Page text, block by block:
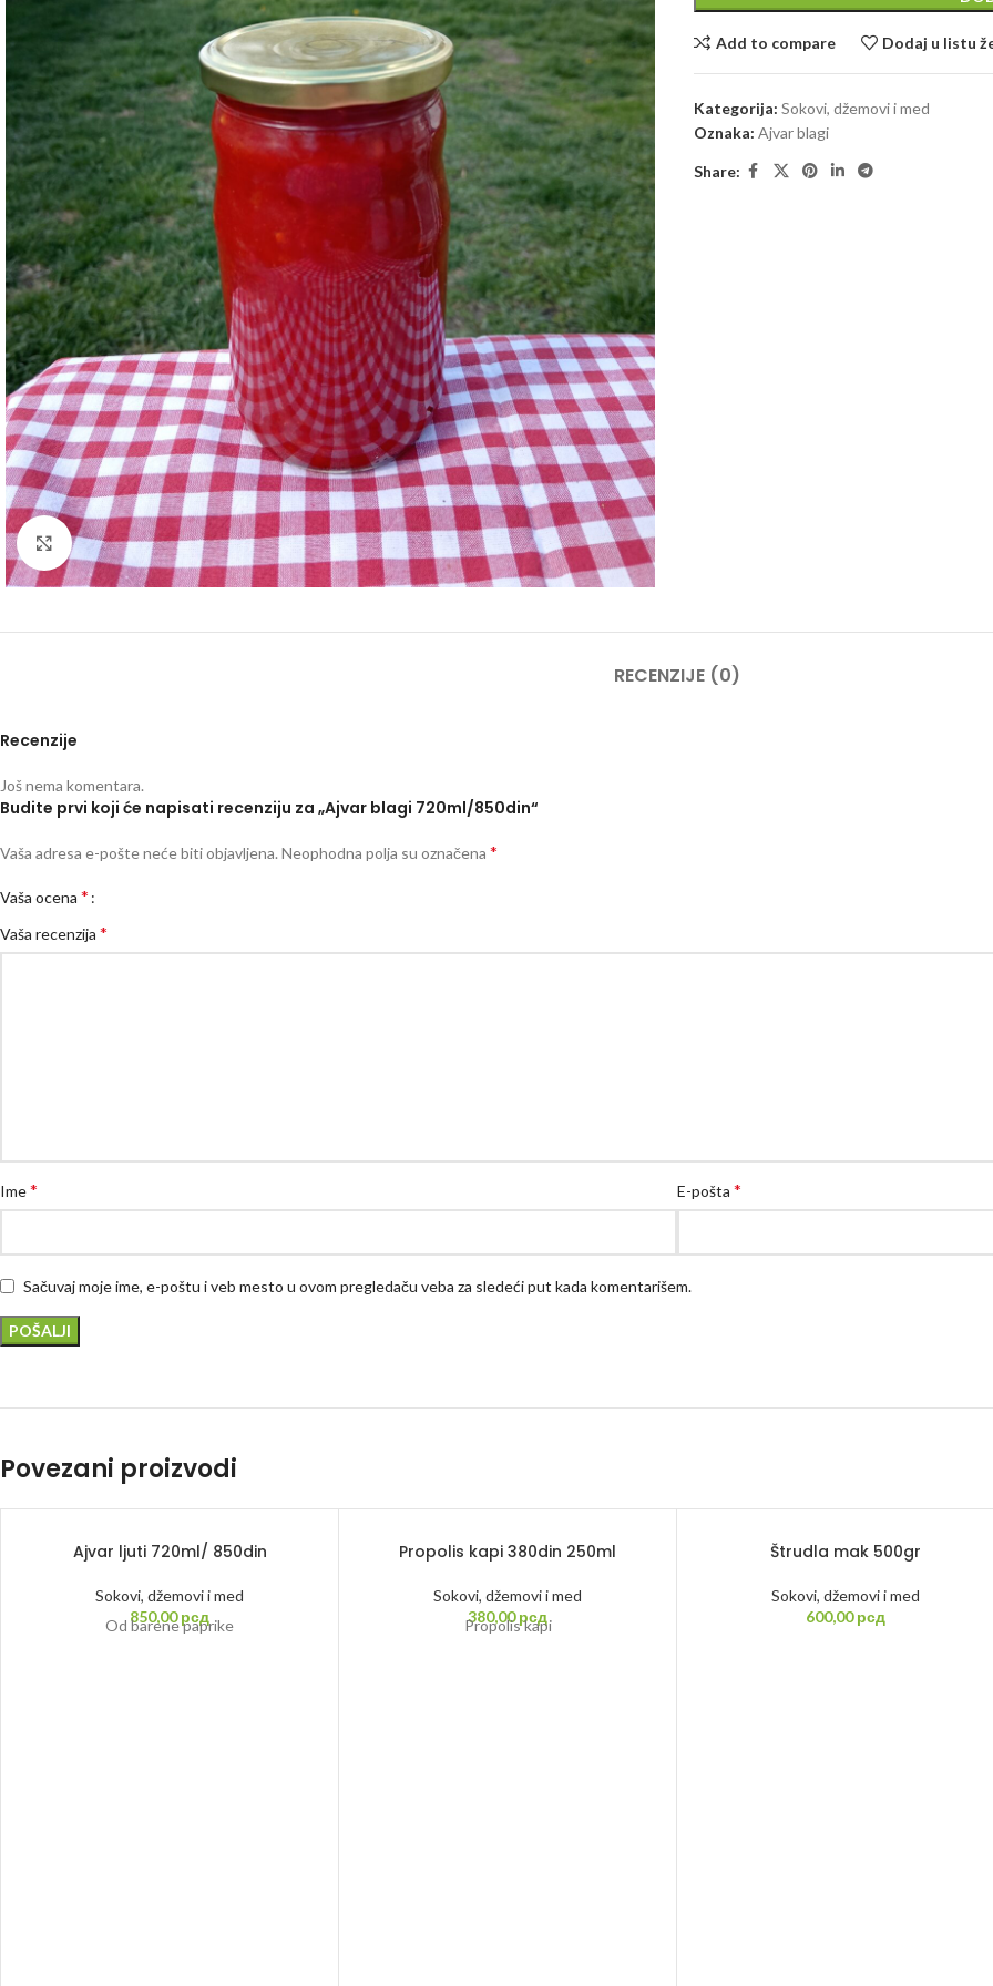
Kliknite za uvećanje
Add to compare Dodaj u listu
Kategorija: Sokovi, džemovi i med
Oznaka: Ajvar blagi
Share:
RECENZIJE (0)
Recenzije
Još nema komentara.
Budite prvi koji će napisati recenziju za „Ajvar blagi 720ml/850din“
Vaša adresa e-pošte neće biti objavljena. Neophodna polja su označena *
Vaša ocena *
Vaša recenzija *
Ime* E-pošta *
Sačuvaj moje ime, e-poštu i veb mesto u ovom pregledaču veba za sledeći put kada komentarišem.
Povezani proizvodi
Ajvar ljuti 720ml/ 850din
Sokovi, džemovi i med
850,00рсд
Od barene paprike
Propolis kapi 380din 250ml
Sokovi, džemovi i med
380,00рсд
Propolis kapi
Štrudla mak 500gr
Sokovi, džemovi i med
600,00рсд